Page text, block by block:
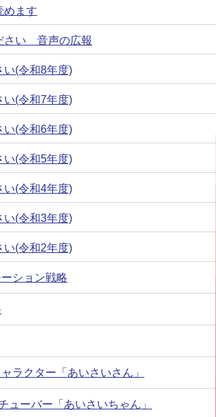
めます
さい 音声の広報
い(令和8年度)
い(令和7年度)
い(令和6年度)
い(令和5年度)
い(令和4年度)
い(令和3年度)
い(令和2年度)
ション戦略
ラクター「あいさいさん」
ューバー「あいさいちゃん」